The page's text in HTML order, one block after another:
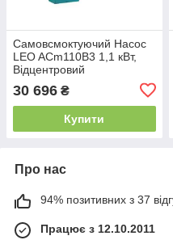
Самовсмоктуючий Насос
LEO ACm110B3 1,1 кВт,
Відцентровий
30 696 ₴
Купити
Про нас
94% позитивних з 37
Працює з 12.10.2011